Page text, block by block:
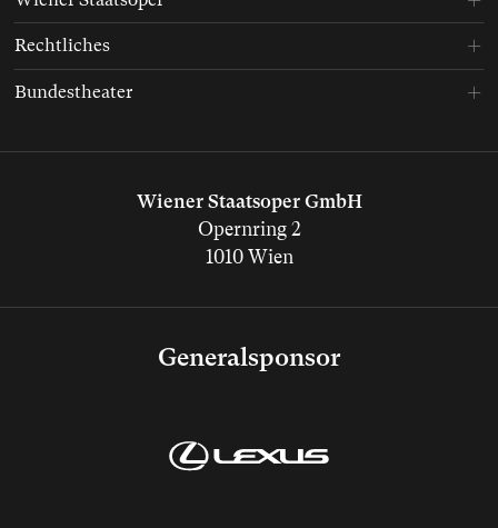
Generalsponsor
Wiener Staatsoper GmbH
Opernring 2
1010 Wien
Rechtliches
Bundestheater